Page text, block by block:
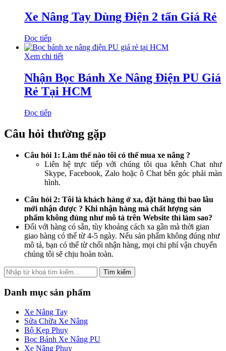
Xe Nâng Tay Dùng Điện 2 tấn Giá Rẻ
Đọc tiếp
Xem chi tiết
Nhận Bọc Bánh Xe Nâng Điện PU Giá
Rẻ Tại HCM
Đọc tiếp
Câu hỏi thường gặp
Câu hỏi 1: Làm thế nào tôi có thể mua xe nâng ?
Liên hệ trực tiếp với chúng tôi qua kênh Chat như
Skype, Facebook, Zalo hoặc ô Chat bên góc phải màn
hình.
Câu hỏi 2: Tôi là khách hàng ở xa, đặt hàng thì bao lâu
mới nhận được ? Khi nhận hàng mà chất lượng sản
phẩm không đúng như mô tả trên Website thì làm sao?
Đối với hàng có sẵn, tùy khoảng cách xa gần mà thời gian
giao hàng có thể từ 4-5 ngày. Nếu sản phẩm không đúng như
mô tả, bạn có thể từ chối nhận hàng, mọi chi phí vận chuyển
chúng tôi sẽ chịu hoàn toàn.
Tìm kiếm
Danh mục sản phẩm
Xe Nâng Tay
Sửa Chữa Xe Nâng
Bộ Kẹp Phuy
Bọc Bánh Xe Nâng PU
Xe Nâng Phuy